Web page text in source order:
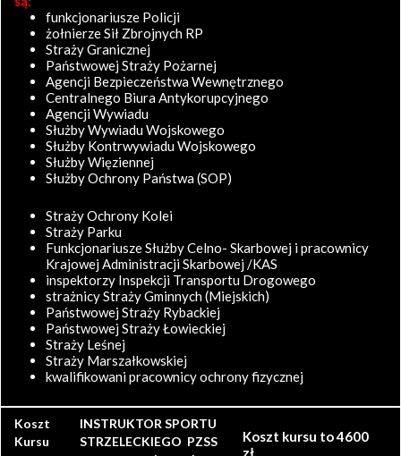
funkcjonariusze Policji
żołnierze Sił Zbrojnych RP
Straży Granicznej
Państwowej Straży Pożarnej
Agencji Bezpieczeństwa Wewnętrznego
Centralnego Biura Antykorupcyjnego
Agencji Wywiadu
Służby Wywiadu Wojskowego
Służby Kontrwywiadu Wojskowego
Służby Więziennej
Służby Ochrony Państwa (SOP)
Straży Ochrony Kolei
Straży Parku
Funkcjonariusze Służby Celno- Skarbowej i pracownicy
Krajowej Administracji Skarbowej /KAS
inspektorzy Inspekcji Transportu Drogowego
strażnicy Straży Gminnych (Miejskich)
Państwowej Straży Rybackiej
Państwowej Straży Łowieckiej
Straży Leśnej
Straży Marszałkowskiej
kwalifikowani pracownicy ochrony fizycznej
Koszt
Kursu
INSTRUKTOR SPORTU
STRZELECKIEGO PZSS
Koszt kursu to 4600
zł.